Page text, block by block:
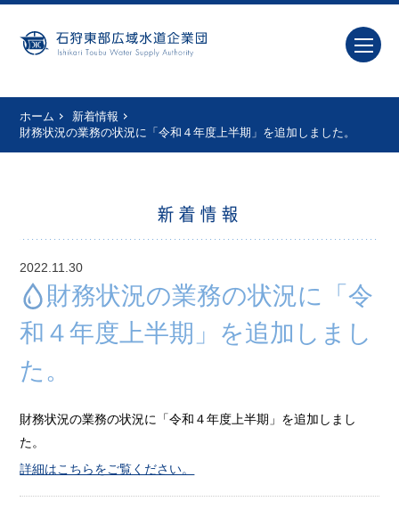
ホーム
新着情報
財務状況の業務の状況に「令和４年度上半期」を追加しました。
新着情報
2022.11.30
財務状況の業務の状況に「令
和４年度上半期」を追加しまし
た。
財務状況の業務の状況に「令和４年度上半期」を追加しまし
た。
詳細はこちらをご覧ください。